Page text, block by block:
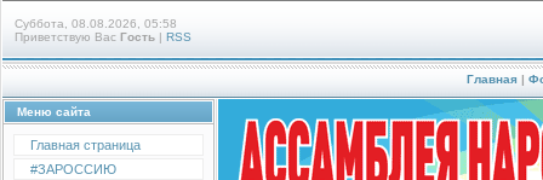
Суббота, 08.08.2026, 05:58
Приветствую Вас Гость | RSS
Главная |
Меню сайта
Главная страница
#ЗАРОССИЮ